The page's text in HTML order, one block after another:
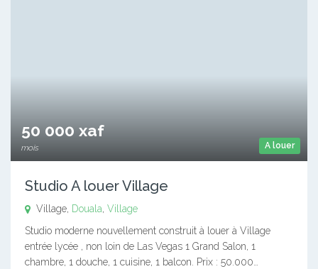
A louer
50 000 xaf
mois
Studio A louer Village
Village, Douala Village
Studio moderne nouvellement construit à louer à Village
entrée lycée , non loin de Las Vegas 1 Grand Salon, 1
chambre, 1 douche, 1 cuisine, 1 balcon. Prix : 50.000…